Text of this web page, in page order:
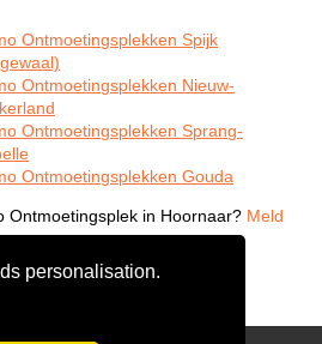
personalisation.
Ontmoetingsplekken Spijk
Ontmoetingsplekken Nieuw-
Ontmoetingsplekken Sprang-
Ontmoetingsplekken Gouda
Ontmoetingsplek in Hoornaar? Meld